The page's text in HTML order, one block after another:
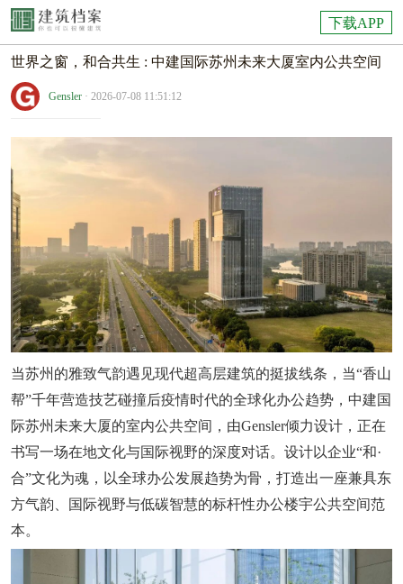
下载APP
世界之窗，和合共生 : 中建国际苏州未来大厦室内公共空间
Gensler · 2026-07-08 11:51:12
当苏州的雅致气韵遇见现代超高层建筑的挺拔线条，当“香山
帮”千年营造技艺碰撞后疫情时代的全球化办公趋势，中建国
际苏州未来大厦的室内公共空间，由Gensler倾力设计，正在
书写一场在地文化与国际视野的深度对话。设计以企业“和·
合”文化为魂，以全球办公发展趋势为骨，打造出一座兼具东
方气韵、国际视野与低碳智慧的标杆性办公楼宇公共空间范
本。